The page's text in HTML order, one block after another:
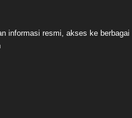
informasi resmi, akses ke berbagai